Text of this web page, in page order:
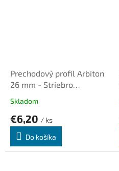
Prechodový profil Arbiton
26 mm - Striebro
samolepiaci vyrovnávací
Skladom
€6,20 / ks
Do košíka